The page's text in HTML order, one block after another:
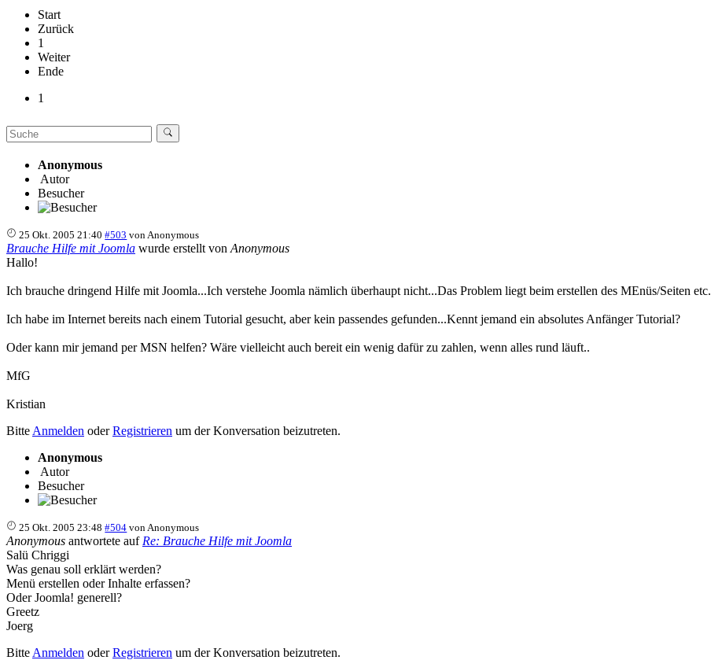
Start
Zurück
1
Weiter
Ende
1
Anonymous
Autor
Besucher
25 Okt. 2005 21:40 #503 von Anonymous
Brauche Hilfe mit Joomla wurde erstellt von Anonymous
Hallo!
Ich brauche dringend Hilfe mit Joomla...Ich verstehe Joomla nämlich überhaupt nicht...Das Problem liegt beim erstellen des MEnüs/Seiten
Ich habe im Internet bereits nach einem Tutorial gesucht, aber kein passendes gefunden...Kennt jemand ein absolutes Anfänger Tutorial?
Oder kann mir jemand per MSN helfen? Wäre vielleicht auch bereit ein wenig dafür zu zahlen, wenn alles rund läuft..
MfG
Kristian
Bitte Anmelden oderRegistrieren um der Konversation beizutreten.
Anonymous
Autor
Besucher
25 Okt. 2005 23:48 #504 von Anonymous
Anonymous antwortete auf Re: Brauche Hilfe mit Joomla
Salü Chriggi
Was genau soll erklärt werden?
Menü erstellen oder Inhalte erfassen?
Oder Joomla! generell?
Greetz
Joerg
Bitte Anmelden oderRegistrieren um der Konversation beizutreten.